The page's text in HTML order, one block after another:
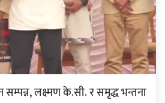
लक्ष्मण के.सी. र समृद्ध भन्तना